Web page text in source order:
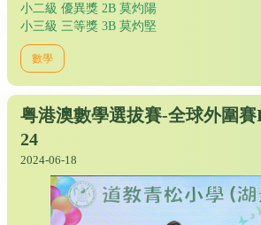
小二級 優異獎 2B 莫灼陽
小三級 三等獎 3B 莫灼堅
數學
粤港澳數學選拔賽-全球外圍賽
24
2024-06-18